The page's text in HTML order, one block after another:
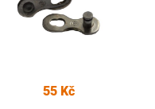
55 Kč